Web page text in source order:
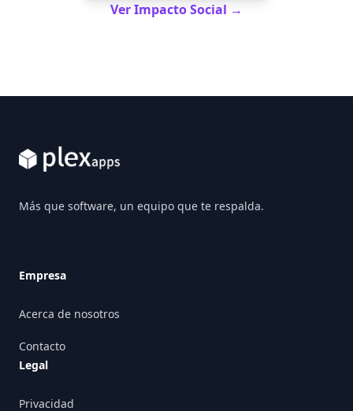
Ver Impacto Social →
Más que software, un equipo que te respalda.
Empresa
Acerca de nosotros
Contacto
Legal
Privacidad